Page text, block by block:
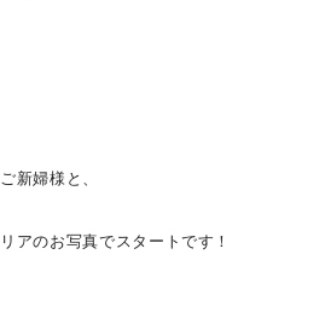
新婦様と、
アのお写真でスタートです！